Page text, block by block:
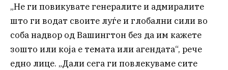
„Не ги повикувате генералите и адмиралите
што ги водат своите луѓе и глобални сили во
соба надвор од Вашингтон без да им кажете
зошто или која е темата или агендата“, рече
едно лице. „Дали сега ги повлекуваме сите